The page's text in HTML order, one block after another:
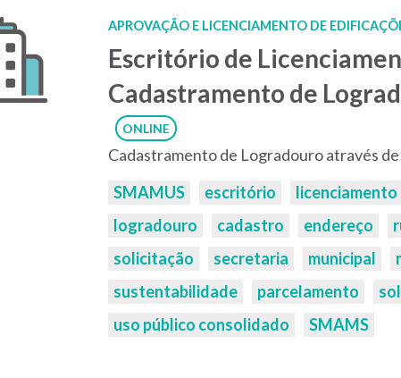
APROVAÇÃO E LICENCIAMENTO DE
Escritório de
Cadastramento de
ONLINE
Cadastramento de Logradouro através de
Palavras-
chaves:
SMAMUS escritório licenciamento
logradouro
cadastro endereço
solicitação
secretaria municipal
sustentabilidade
parcelamento
uso público consolidado
SMAMS